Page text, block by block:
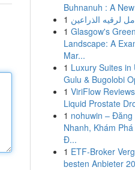
Buhnanuh : A
1 لرقيه الذراعين
1 Glasgow's Green
Landscape: A
Mar...
1 Luxury Suites in
Gulu & Bugolobi
1 ViriFlow
Liquid Prostate
1 nohuwin – Đăng
Nhanh, Khám
Đ...
1 ETF-Broker
besten Anbieter